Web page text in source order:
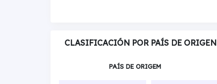
CLASIFICACIÓN POR PAÍS DE ORIGEN
PAÍS DE ORIGEM